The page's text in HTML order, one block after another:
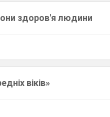
здоров'я людини
віків»